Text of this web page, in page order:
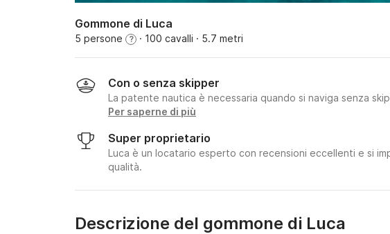
Gommone di Luca
5 persone ? · 100 cavalli · 5.7 metri
Con o senza skipper
La patente nautica è necessaria quando si naviga senza
Per saperne di più
Super proprietario
Luca è un locatario esperto con recensioni eccellenti e si
qualità.
Descrizione del gommone di Luca